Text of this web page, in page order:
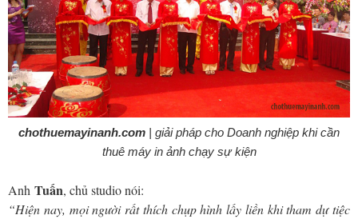
chothuemayinanh.com | giải pháp cho Doanh nghiệp khi cần
thuê máy in ảnh chạy sự kiện
Anh Tuấn, chủ studio nói:
“Hiện nay, mọi người rất thích chụp hình lấy liền khi tham dự tiệc